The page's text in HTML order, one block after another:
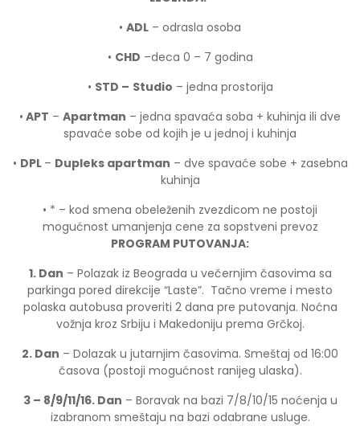
• ADL – odrasla osoba
• CHD –deca 0 – 7 godina
• STD – Studio – jedna prostorija
• APT – Apartman – jedna spavaća soba + kuhinja ili dve
spavaće sobe od kojih je u jednoj i kuhinja
• DPL – Dupleks apartman – dve spavaće sobe + zasebna
kuhinja
• * – kod smena obeleženih zvezdicom ne postoji
mogućnost umanjenja cene za sopstveni prevoz
PROGRAM PUTOVANJA:
1. Dan – Polazak iz Beograda u večernjim časovima sa
parkinga pored direkcije “Laste”. Tačno vreme i mesto
polaska autobusa proveriti 2 dana pre putovanja. Noćna
vožnja kroz Srbiju i Makedoniju prema Grčkoj.
2. Dan – Dolazak u jutarnjim časovima. Smeštaj od 16:00
časova (postoji mogućnost ranijeg ulaska).
3 – 8/9/11/16. Dan – Boravak na bazi 7/8/10/15 noćenja u
izabranom smeštaju na bazi odabrane usluge.